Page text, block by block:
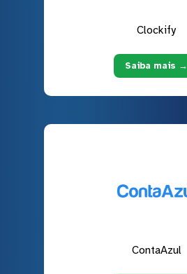
Clockify
Saiba mais →
ContaAzul